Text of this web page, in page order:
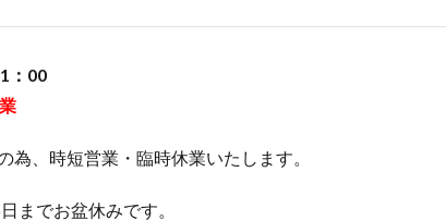
：00
為、時短営業・臨時休業いたします。
までお盆休みです。